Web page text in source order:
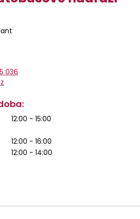
036
12:00 - 15:00
12:00 - 16:00
12:00 - 14:00